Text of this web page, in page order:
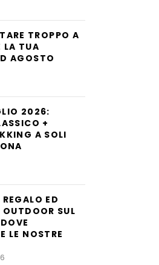
TROPPO A
LA TUA
AGOSTO
2026:
+
A SOLI
ED
OUTDOOR SUL
LE NOSTRE